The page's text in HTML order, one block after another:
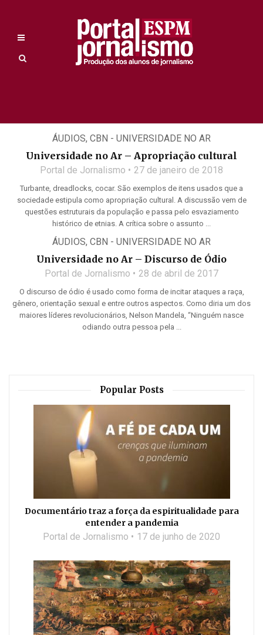
ÁUDIOS, CBN - UNIVERSIDADE NO AR
Universidade no Ar – Apropriação cultural
Portal de Jornalismo 27 de janeiro de 2018
Turbante, dreadlocks, cocar. São exemplos de itens usados que a
sociedade estipula como apropriação cultural. A discussão vem de
questões estruturais da população e passa pelo esvaziamento
histórico de etnias. A crítica sobre o assunto ...
ÁUDIOS, CBN - UNIVERSIDADE NO AR
Universidade no Ar – Discurso de Ódio
Portal de Jornalismo 28 de abril de 2017
O discurso de ódio é usado como forma de incitar ataques a raça,
gênero, orientação sexual e entre outros aspectos. Como diria um dos
maiores líderes revolucionários, Nelson Mandela, “Ninguém nasce
odiando outra pessoa pela ...
Popular Posts
Documentário traz a força da espiritualidade para
entender a pandemia
Portal de Jornalismo 17 de junho de 2020